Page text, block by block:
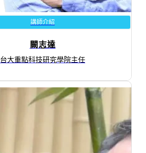
講師介紹
闕志達
台大重點科技研究學院主任